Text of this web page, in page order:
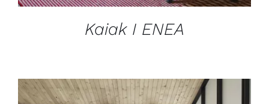
Kaiak I ENEA